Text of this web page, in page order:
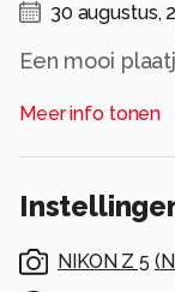
30 augustus,
Een mooi
Alle rechten
Meer info tonen
NIKON Z 5 (